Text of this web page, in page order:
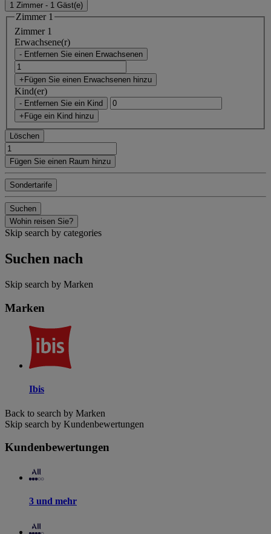
1 Zimmer - 1 Gäst(e)
Zimmer 1
Zimmer 1
Erwachsene(r)
- Entfernen Sie einen Erwachsenen
+Fügen Sie einen Erwachsenen hinzu
Kind(er)
- Entfernen Sie ein Kind
+Füge ein Kind hinzu
Löschen
Fügen Sie einen Raum hinzu
Sondertarife
Suchen
Wohin reisen Sie?
Skip search by categories
Suchen nach
Skip search by Marken
Marken
Ibis
Back to search by Marken
Skip search by Kundenbewertungen
Kundenbewertungen
3 und mehr